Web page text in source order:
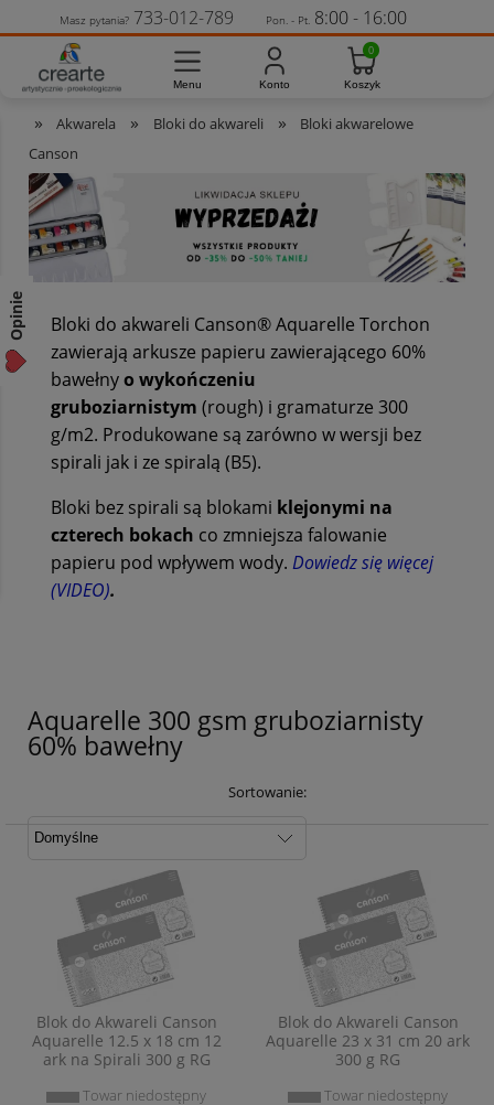
» Akwarela » Bloki do akwareli »
Bloki akwarelowe
Canson
Bloki do akwareli Canson® Aquarelle Torchon
zawierają arkusze papieru zawierającego 60%
bawełnyo wykończeniu
gruboziarnistym (rough) i gramaturze 300
g/m2. Produkowane są zarówno w wersji bez
spirali jak i ze spiralą (B5).
Bloki bez spirali są blokami klejonymi na
czterech bokach co zmniejsza falowanie
papieru pod wpływem wody. Dowiedz się więcej
(VIDEO).
Aquarelle 300 gsm gruboziarnisty
60% bawełny
Sortowanie:
Blok do Akwareli Canson
Aquarelle 12.5 x 18 cm 12
ark na Spirali 300 g RG
Towar niedostępny
Blok do Akwareli Canson
Aquarelle 23 x 31 cm 20 ark
300 g RG
Towar niedostępny
Masz pytania? 733-012-789 Pon. - Pt. 8:00 - 16:00
Opinie